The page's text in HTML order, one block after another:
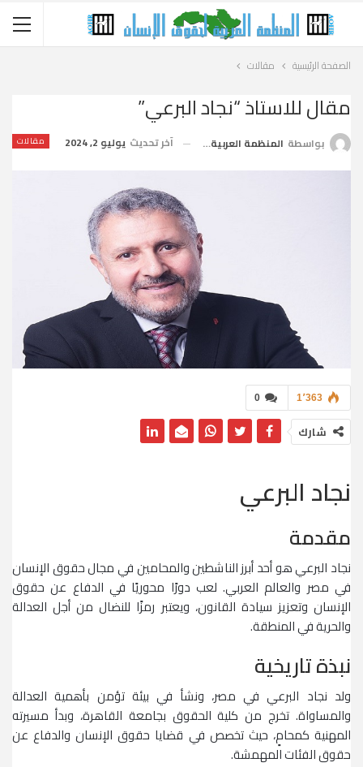
الصفحة الرئيسية مقالات
مقال للاستاذ “نجاد البرعي”
مقالات بواسطة المنظمة العربية لحقوق الإنسان آخر تحديث يوليو 2, 2024
0 1٬363
شارك
نجاد البرعي
مقدمة
نجاد البرعي هو أحد أبرز الناشطين والمحامين في مجال حقوق الإنسان
في مصر والعالم العربي. لعب دورًا محوريًا في الدفاع عن حقوق
الإنسان وتعزيز سيادة القانون، ويعتبر رمزًا للنضال من أجل العدالة
والحرية في المنطقة.
نبذة تاريخية
ولد نجاد البرعي في مصر، ونشأ في بيئة تؤمن بأهمية العدالة
والمساواة. تخرج من كلية الحقوق بجامعة القاهرة، وبدأ مسيرته
المهنية كمحامٍ، حيث تخصص في قضايا حقوق الإنسان والدفاع عن
حقوق الفئات المهمشة.